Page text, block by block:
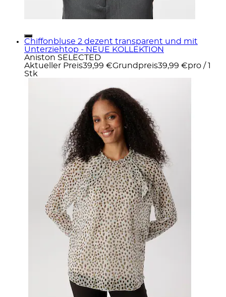
Chiffonbluse 2 dezent transparent und mit
Unterziehtop - NEUE KOLLEKTION
Aniston SELECTED
Aktueller Preis39,99 €Grundpreis39,99 €pro / 1
Stk